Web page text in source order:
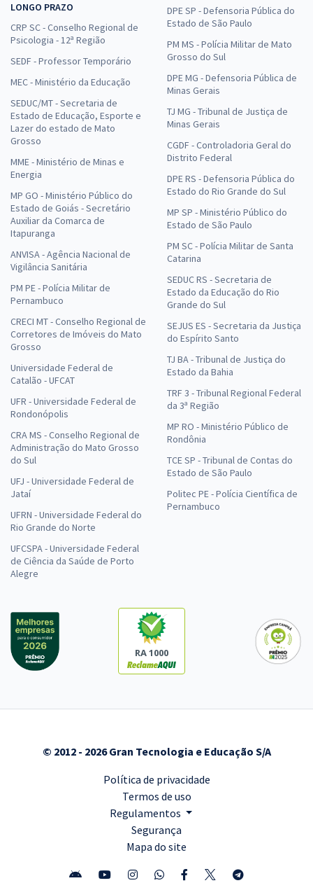
LONGO PRAZO
CRP SC - Conselho Regional de
Psicologia - 12ª Região
SEDF - Professor Temporário
MEC - Ministério da Educação
SEDUC/MT - Secretaria de
Estado de Educação, Esporte e
Lazer do estado de Mato
Grosso
MME - Ministério de Minas e
Energia
MP GO - Ministério Público do
Estado de Goiás - Secretário
Auxiliar da Comarca de
Itapuranga
ANVISA - Agência Nacional de
Vigilância Sanitária
PM PE - Polícia Militar de
Pernambuco
CRECI MT - Conselho Regional de
Corretores de Imóveis do Mato
Grosso
Universidade Federal de
Catalão - UFCAT
UFR - Universidade Federal de
Rondonópolis
CRA MS - Conselho Regional de
Administração do Mato Grosso
do Sul
UFJ - Universidade Federal de
Jataí
UFRN - Universidade Federal do
Rio Grande do Norte
UFCSPA - Universidade Federal
de Ciência da Saúde de Porto
Alegre
DPE SP - Defensoria Pública do
Estado de São Paulo
PM MS - Polícia Militar de Mato
Grosso do Sul
DPE MG - Defensoria Pública de
Minas Gerais
TJ MG - Tribunal de Justiça de
Minas Gerais
CGDF - Controladoria Geral do
Distrito Federal
DPE RS - Defensoria Pública do
Estado do Rio Grande do Sul
MP SP - Ministério Público do
Estado de São Paulo
PM SC - Polícia Militar de Santa
Catarina
SEDUC RS - Secretaria de
Estado da Educação do Rio
Grande do Sul
SEJUS ES - Secretaria da Justiça
do Espírito Santo
TJ BA - Tribunal de Justiça do
Estado da Bahia
TRF 3 - Tribunal Regional Federal
da 3ª Região
MP RO - Ministério Público de
Rondônia
TCE SP - Tribunal de Contas do
Estado de São Paulo
Politec PE - Polícia Científica de
Pernambuco
RA 1000
© 2012 - 2026 Gran Tecnologia e Educação S/A
Política de privacidade
Termos de uso
Regulamentos
Segurança
Mapa do site